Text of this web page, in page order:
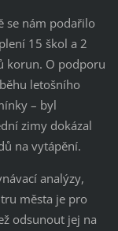
se nám podařilo
15 škol a 2
korun. O podporu
letošního
– byl
zimy dokázal
na vytápění.
analýzy,
města je pro
odsunout jej na